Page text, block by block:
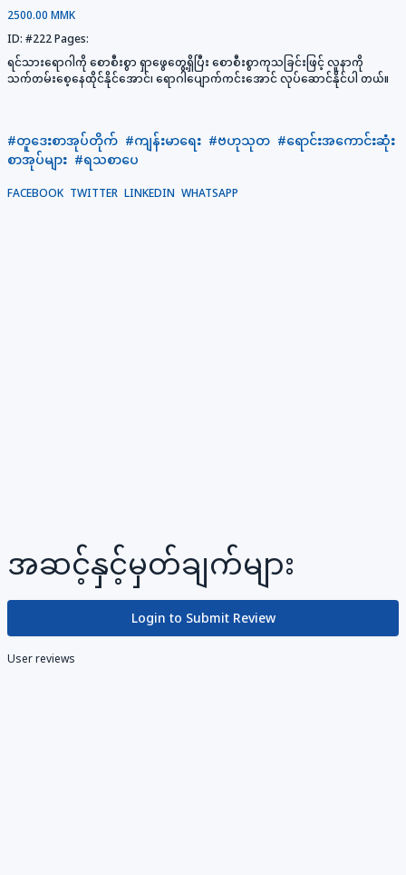
2500.00 MMK
ID: #222Pages:
ရင်သားရောဂါကို စောစီးစွာ ရှာဖွေတွေ့ရှိပြီး စောစီးစွာကုသခြင်းဖြင့် လူနာကို
သက်တမ်းစေ့နေထိုင်နိုင်အောင်၊ ရောဂါပျောက်ကင်းအောင် လုပ်ဆောင်နိုင်ပါ တယ်။
#တူဒေးစာအုပ်တိုက် #ကျန်းမာရေး #ဗဟုသုတ #ရောင်းအကောင်းဆုံး
စာအုပ်များ #ရသစာပေ
FACEBOOK TWITTER LINKEDIN WHATSAPP
အဆင့်နှင့်မှတ်ချက်များ
Login to Submit Review
User reviews